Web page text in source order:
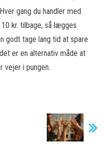
gang du handler med
kr. tilbage, så lægges
godt tage lang tid at spare
er en alternativ måde at
vejer i pungen.